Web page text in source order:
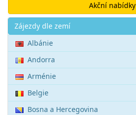
Akční nabídky
Akce
Zájezdy dle zemí
Albánie
Andorra
Arménie
Belgie
Bosna a Hercegovina